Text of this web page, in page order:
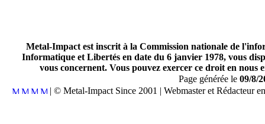
Metal-Impact est inscrit à la Commission nationale de
Informatique et Libertés en date du 6 janvier 1978, vous
vous concernent. Vous pouvez exercer ce droit en
Page générée le 09/8/
| © Metal-Impact Since 2001 | Webmaster et Rédacteur